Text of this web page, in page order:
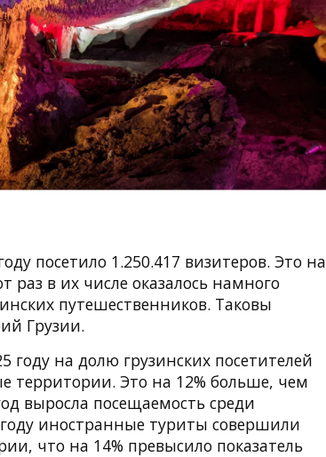
посетило 1.250.417 визитеров. Это на
раз в их числе оказалось намного
путешественников. Таковы
Грузии.
году на долю грузинских посетителей
территории. Это на 12% больше, чем
выросла посещаемость среди
иностранные туриты совершили
что на 14% превысило показатель